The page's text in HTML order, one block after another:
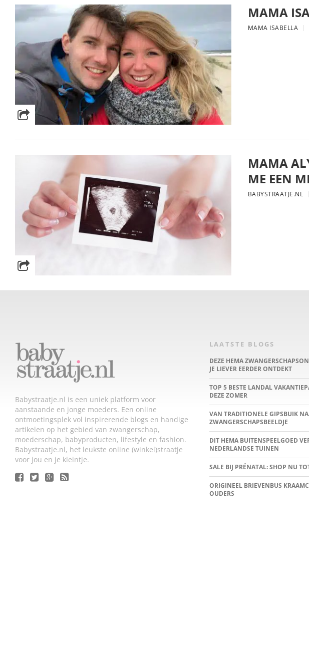
MAMA
MAMA ISABELLA
MAMA
ME EEN
BABYSTRAATJE.NL
Babystraatje.nl is een uniek platform voor
aanstaande en jonge moeders. Een online
ontmoetingsplek vol inspirerende blogs en handige
artikelen op het gebied van zwangerschap,
moederschap, babyproducten, lifestyle en fashion.
Babystraatje.nl, het leukste online (winkel)straatje
voor jou en je kleintje.
LAATSTE BLOGS
DEZE HEMA
JE LIEVER EERDER ONTDEKT
TOP 5 BESTE LANDAL
DEZE ZOMER
VAN TRADITIONELE GIPSBUIK
ZWANGERSCHAPSBEELDJE
DIT HEMA BUITENSPEELGOED
NEDERLANDSE TUINEN
SALE BIJ PRÉNATAL: SHOP NU
ORIGINEEL BRIEVENBUS
OUDERS